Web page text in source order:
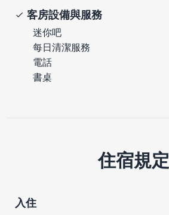
客房設備與服務
迷你吧
每日清潔服務
電話
書桌
住宿規定
入住